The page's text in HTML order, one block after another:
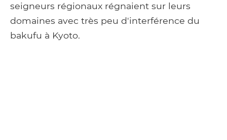
seigneurs régionaux régnaient sur leurs
domaines avec très peu d'interférence du
bakufu à Kyoto.